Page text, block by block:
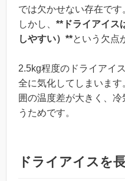
では欠かせない存在です
しかし、 **ドライアイス
しやすい）**という欠点
2.5kg程度のドライアイ
全に気化してしまいま
囲の温度差が大きく、
うためです。
ドライアイスを